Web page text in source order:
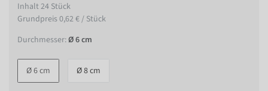
Inhalt24 Stück
Grundpreis0,62 € / Stück
Durchmesser:Ø 6 cm
Ø 6 cm Ø 8 cm